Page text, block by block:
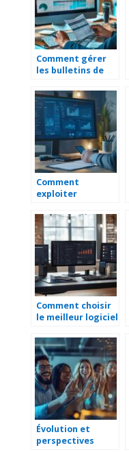
Comment gérer
les bulletins de
exemples
concrets pour les
responsables de
paie
Comment
exploiter
portail d’appels
d’offres publics
Comment choisir
le meilleur logiciel
votre entreprise
Évolution et
perspectives